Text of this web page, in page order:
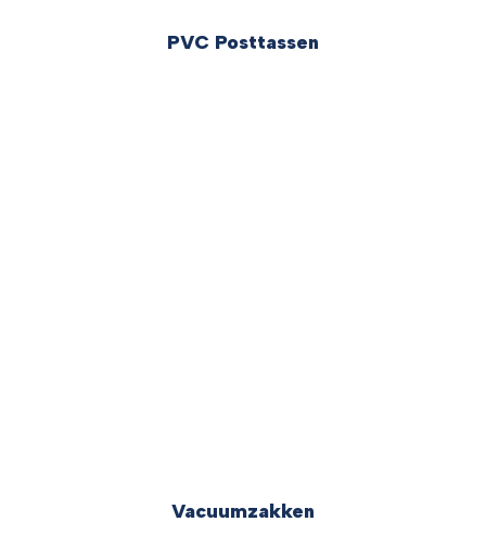
PVC Posttassen
Vacuumzakken